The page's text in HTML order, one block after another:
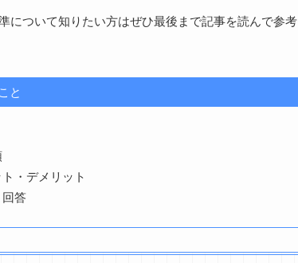
について知りたい方はぜひ最後まで記事を読んで参考
と
・デメリット
答